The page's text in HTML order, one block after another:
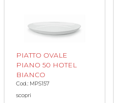
PIATTO OVALE
PIANO 50 HOTEL
BIANCO
Cod.: MPS157
scopri